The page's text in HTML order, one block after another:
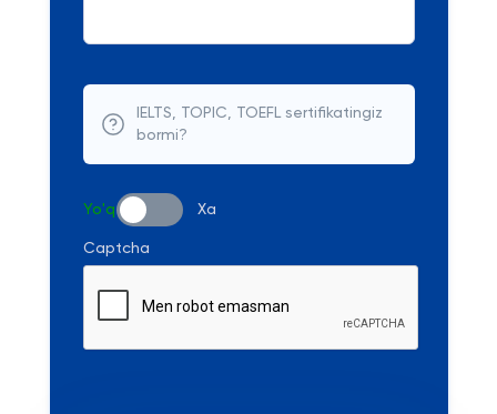
IELTS, TOPIC, TOEFL sertifikatingiz
bormi?
Yo'q Xa
Captcha